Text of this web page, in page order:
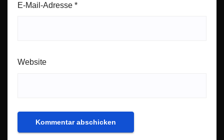
E-Mail-Adresse *
Website